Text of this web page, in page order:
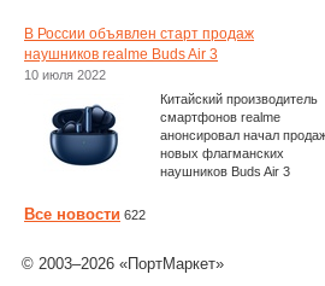
В России объявлен старт продаж
наушников realme Buds Air 3
10 июля 2022
Китайский производитель
смартфонов realme
анонсировал начал
новых флагманских
наушников Buds Air 3
Все новости 622
© 2003–2026 «ПортМаркет»